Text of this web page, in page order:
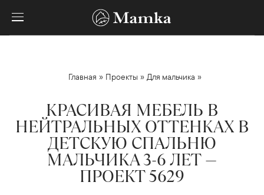
Главная » Проекты » Для мальчика »
КРАСИВАЯ МЕБЕЛЬ В
НЕЙТРАЛЬНЫХ ОТТЕНКАХ В
ДЕТСКУЮ СПАЛЬНЮ
МАЛЬЧИКА 3-6 ЛЕТ —
ПРОЕКТ 5629